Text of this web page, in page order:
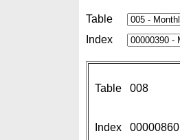
Table
Index
Table 008
Index 00000860